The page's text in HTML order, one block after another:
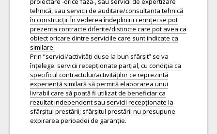
tehnică, sau servicii de auditare/consultanta tehnică
în construcții. În vederea îndeplinirii cerinței se pot
prezenta contracte diferite/distincte care pot avea ca
obiect oricare dintre serviciile care sunt indicate ca
similare.
Prin ”servicii/activități duse la bun sfârșit” se va
înțelege: servicii recepționate parțial, cu condiția ca
specificul contractului/activităților ce reprezintă
experiență similară să permită elaborarea unui
livrabil care să poată fi utilizat de beneficiar ca
rezultat independent sau servicii recepționate la
sfârșitul prestării; sfârșitul prestării nu presupune
expirarea perioadei de garanție.